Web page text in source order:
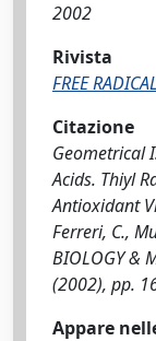
2002
Rivista
FREE
Citazione
Geometrical
Acids. Thiyl
Antioxidant
Ferreri, C.,
BIOLOGY &
(2002), pp.
Appare